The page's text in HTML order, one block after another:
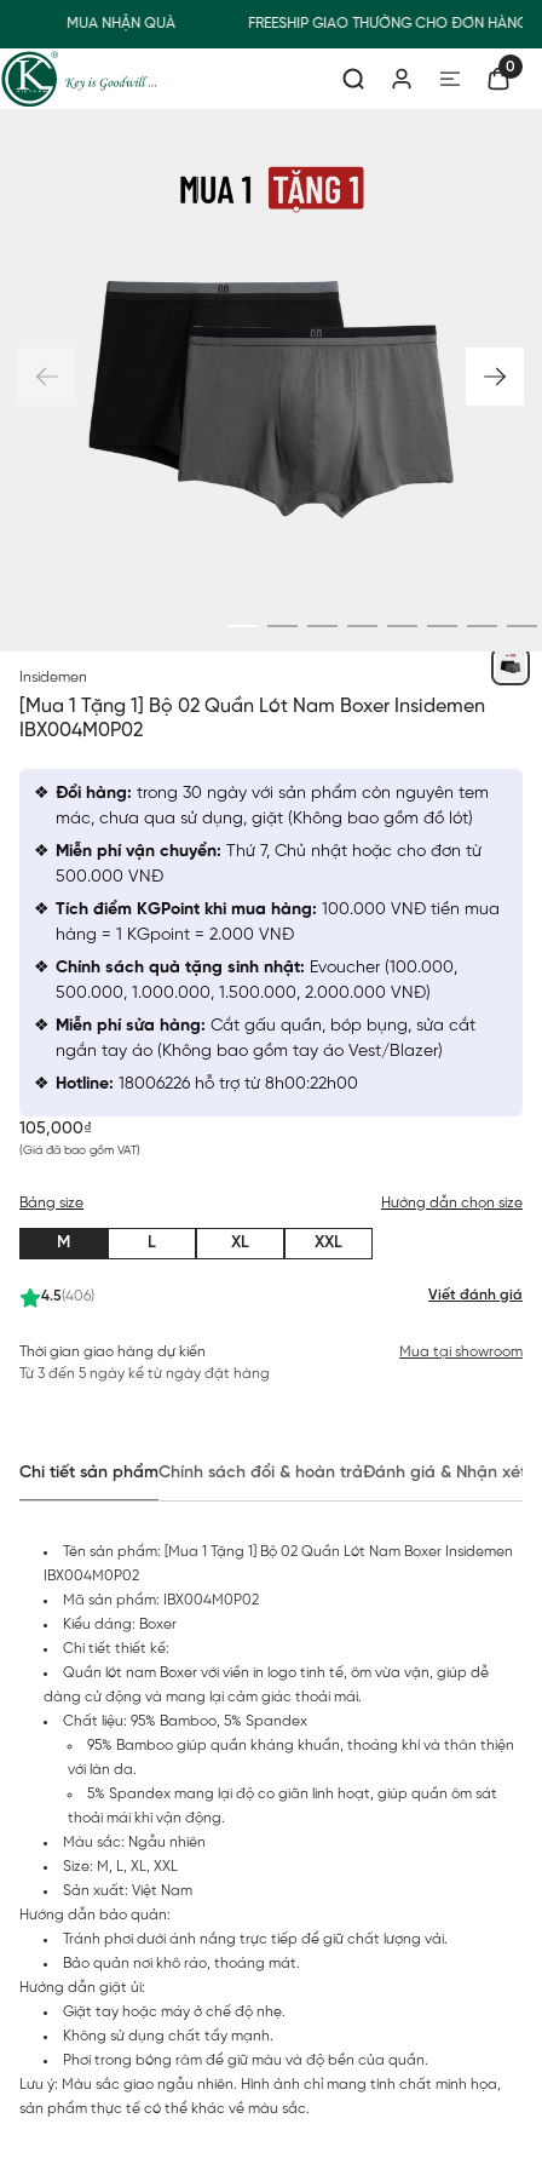
MUA NHẬN QUÀ FREESHIP GIAO THƯỜNG CHO ĐƠN HÀNG
0
Insidemen
[Mua 1 Tặng 1] Bộ 02 Quần Lót Nam Boxer Insidemen
IBX004M0P02
105,000₫
(Giá đã bao gồm VAT)
4.5(406) Viết đánh giá
Bảng size Hướng dẫn chọn size
M L XL XXL
Thời gian giao hàng dự kiến
Từ 3 đến 5 ngày kể từ ngày đặt hàng
Mua tại showroom
Đổi hàng: trong 30 ngày với sản phẩm còn nguyên tem
mác, chưa qua sử dụng, giặt (Không bao gồm đồ lót)
Miễn phí vận chuyển: Thứ 7, Chủ nhật hoặc cho đơn từ
500.000 VNĐ
Tích điểm KGPoint khi mua hàng: 100.000 VNĐ tiền mua
hàng = 1 KGpoint = 2.000 VNĐ
Chính sách quà tặng sinh nhật: Evoucher (100.000,
500.000, 1.000.000, 1.500.000, 2.000.000 VNĐ)
Miễn phí sửa hàng: Cắt gấu quần, bóp bụng, sửa cắt
ngắn tay áo (Không bao gồm tay áo Vest/Blazer)
Hotline: 18006226 hỗ trợ từ 8h00:22h00
Chi tiết sản phẩmChính sách đổi & hoàn trảĐánh giá & Nhận xét
Tên sản phẩm: [Mua 1 Tặng 1] Bộ 02 Quần Lót Nam Boxer Insidemen
IBX004M0P02
Mã sản phẩm: IBX004M0P02
Kiểu dáng: Boxer
Chi tiết thiết kế:
Quần lót nam Boxer với viền in logo tinh tế, ôm vừa vặn, giúp dễ
dàng cử động và mang lại cảm giác thoải mái.
Chất liệu: 95% Bamboo, 5% Spandex
95% Bamboo giúp quần kháng khuẩn, thoáng khí và thân thiện
với làn da.
5% Spandex mang lại độ co giãn linh hoạt, giúp quần ôm sát
thoải mái khi vận động.
Màu sắc: Ngẫu nhiên
Size: M, L, XL, XXL
Sản xuất: Việt Nam
Hướng dẫn bảo quản:
Tránh phơi dưới ánh nắng trực tiếp để giữ chất lượng vải.
Bảo quản nơi khô ráo, thoáng mát.
Hướng dẫn giặt ủi:
Giặt tay hoặc máy ở chế độ nhẹ.
Không sử dụng chất tẩy mạnh.
Phơi trong bóng râm để giữ màu và độ bền của quần.
Lưu ý: Màu sắc giao ngẫu nhiên. Hình ảnh chỉ mang tính chất minh họa,
sản phẩm thực tế có thể khác về màu sắc.